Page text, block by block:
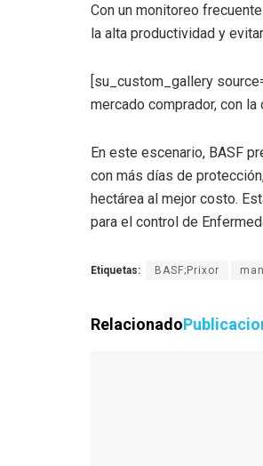
Con un monitoreo
la alta productividad y
[su_custom_gallery
mercado comprador, con
En este escenario, BASF
con más días de
hectárea al mejor costo.
para el control de
Etiquetas: BASF;Prixor
Relacionado